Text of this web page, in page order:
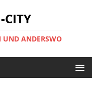
UND ANDERSWO